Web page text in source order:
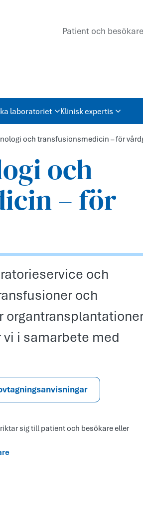
Patient och besökare
laboratoriet Klinisk expertis
och transfusionsmedicin – för
och
– för
och
och
i samarbete med
sig till patient och besökare eller